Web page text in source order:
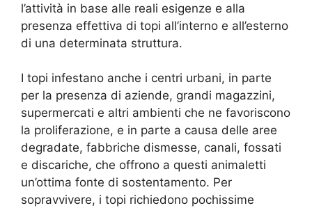
l’attività in base alle reali esigenze e alla
presenza effettiva di topi all’interno e all’esterno
di una determinata struttura.
I topi infestano anche i centri urbani, in parte
per la presenza di aziende, grandi magazzini,
supermercati e altri ambienti che ne favoriscono
la proliferazione, e in parte a causa delle aree
degradate, fabbriche dismesse, canali, fossati
e discariche, che offrono a questi animaletti
un’ottima fonte di sostentamento. Per
sopravvivere, i topi richiedono pochissime